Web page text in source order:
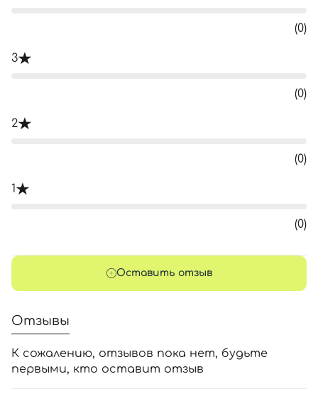
(0)
3
(0)
2
(0)
1
(0)
Оставить отзыв
Отзывы
К сожалению, отзывов пока нет, будьте
первыми, кто оставит отзыв